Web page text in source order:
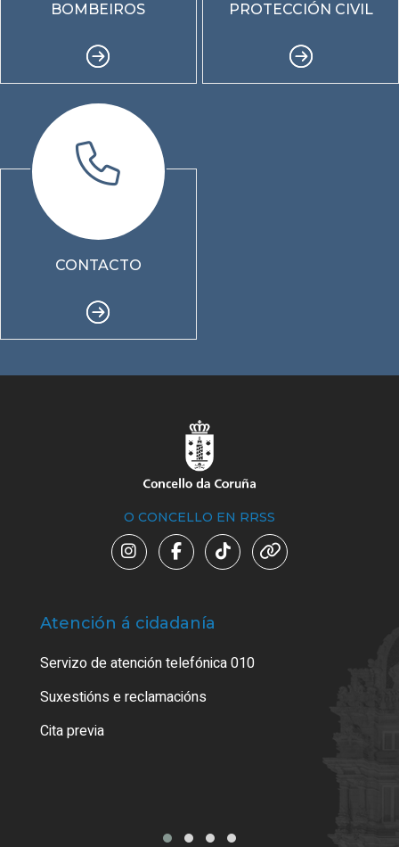
BOMBEIROS PROTECCIÓN CIVIL
CONTACTO
O CONCELLO EN RRSS
Atención á cidadanía
Servizo de atención telefónica 010
Suxestións e reclamacións
Cita previa